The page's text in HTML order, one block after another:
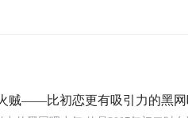
火贼——比初恋更有吸引力的黑